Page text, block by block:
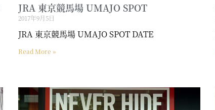
JRA 東京競馬場 UMAJO SPOT
2017年9月5日
JRA 東京競馬場 UMAJO SPOT DATE
Read More »